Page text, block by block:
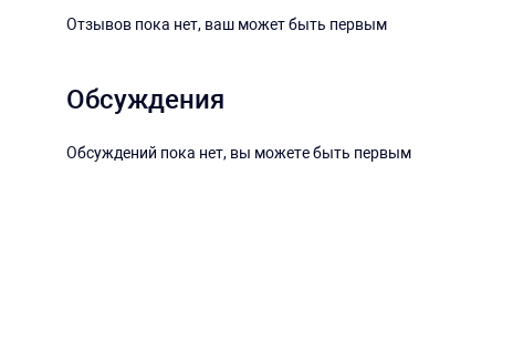
Отзывов пока нет, ваш может быть первым
Обсуждения
Обсуждений пока нет, вы можете быть первым